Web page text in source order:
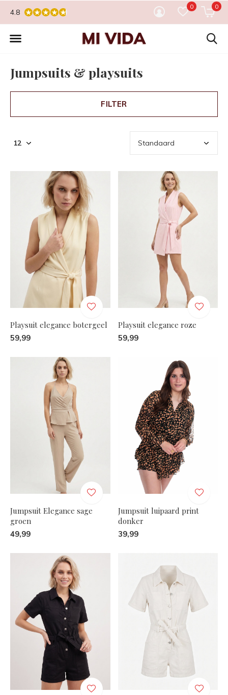
0 0
4.8
Jumpsuits & playsuits
FILTER
Playsuit elegance botergeel
59,99
Playsuit elegance roze
59,99
Jumpsuit Elegance sage
groen
49,99
Jumpsuit luipaard print
donker
39,99